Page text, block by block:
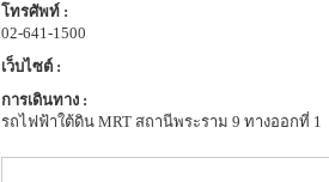
โทรศัพท์ :
02-641-1500
เว็บไซต์ :
การเดินทาง :
รถไฟฟ้าใต้ดิน MRT สถานีพระราม 9 ทางออกที่ 1